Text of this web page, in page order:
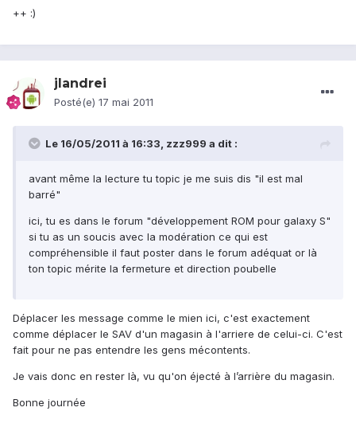
++ :)
jlandrei
Posté(e) 17 mai 2011
Le 16/05/2011 à 16:33, zzz999 a dit :
avant même la lecture tu topic je me suis dis "il est mal
barré"
ici, tu es dans le forum "développement ROM pour galaxy S"
si tu as un soucis avec la modération ce qui est
compréhensible il faut poster dans le forum adéquat or là
ton topic mérite la fermeture et direction poubelle
Déplacer les message comme le mien ici, c'est exactement
comme déplacer le SAV d'un magasin à l'arriere de celui-ci. C'est
fait pour ne pas entendre les gens mécontents.
Je vais donc en rester là, vu qu'on éjecté à l’arrière du magasin.
Bonne journée